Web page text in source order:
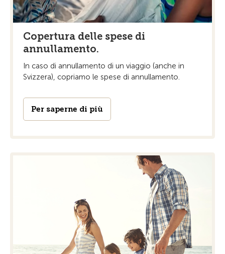
Copertura delle spese di
annullamento.
In caso di annullamento di un viaggio (anche in
Svizzera), copriamo le spese di annullamento.
Per saperne di più